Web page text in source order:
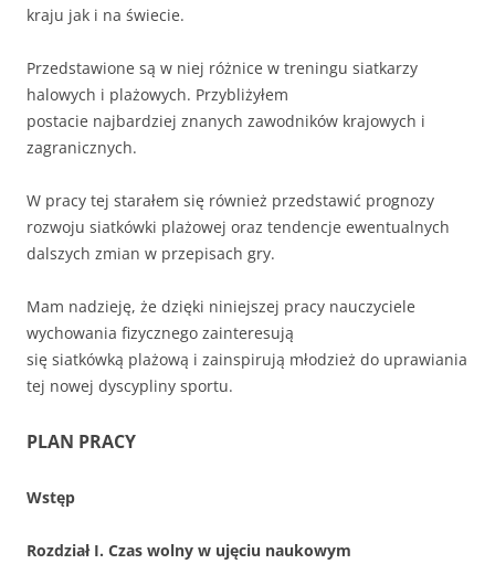
kraju jak i na świecie.
Przedstawione są w niej różnice w treningu siatkarzy
halowych i plażowych. Przybliżyłem
postacie najbardziej znanych zawodników krajowych i
zagranicznych.
W pracy tej starałem się również przedstawić prognozy
rozwoju siatkówki plażowej oraz tendencje ewentualnych
dalszych zmian w przepisach gry.
Mam nadzieję, że dzięki niniejszej pracy nauczyciele
wychowania fizycznego zainteresują
się siatkówką plażową i zainspirują młodzież do uprawiania
tej nowej dyscypliny sportu.
PLAN PRACY
Wstęp
Rozdział I. Czas wolny w ujęciu naukowym